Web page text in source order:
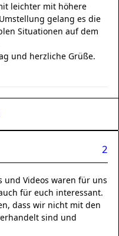
leichter mit höhere
gelang es die
Situationen auf dem
und herzliche Grüße.
2
Videos waren für uns
für euch interessant.
dass wir nicht mit den
sind und